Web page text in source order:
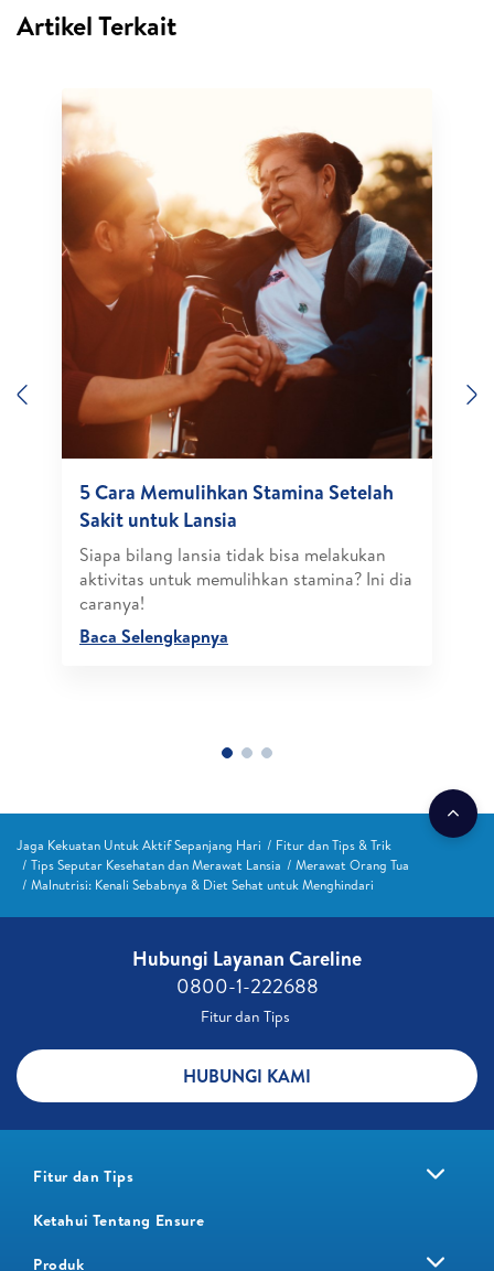
Artikel Terkait
Previous
5 Cara Memulihkan Stamina Setelah
Sakit untuk Lansia
Siapa bilang lansia tidak bisa melakukan
aktivitas untuk memulihkan stamina? Ini dia
caranya!
Baca Selengkapnya
Jaga Kekuatan Untuk Aktif Sepanjang Hari
Fitur dan Tips & Trik
Tips Seputar Kesehatan dan Merawat Lansia
Merawat Orang Tua
Malnutrisi: Kenali Sebabnya & Diet Sehat untuk Menghindari
Hubungi Layanan Careline​
0800-1-222688​
Fitur dan Tips ​
HUBUNGI KAMI
Fitur dan Tips
Ketahui Tentang Ensure
Produk